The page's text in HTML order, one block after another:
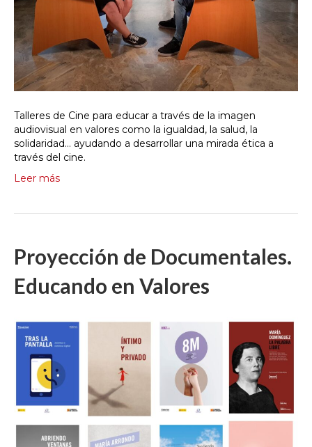
Talleres de Cine para educar a través de la imagen
audiovisual en valores como la igualdad, la salud, la
solidaridad… ayudando a desarrollar una mirada ética a
través del cine.
Leer más
Proyección de Documentales.
Educando en Valores